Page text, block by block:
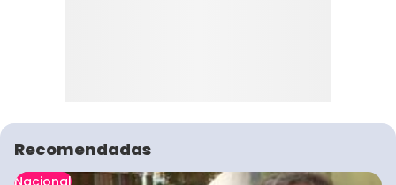
Recomendadas
Nacional